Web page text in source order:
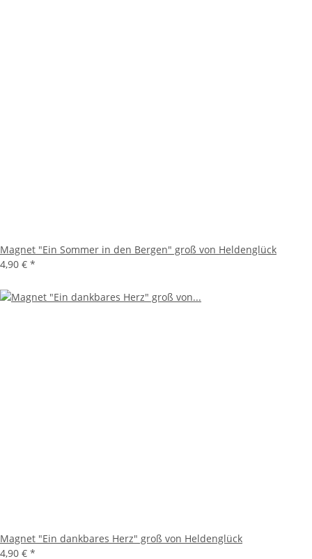
Magnet "Ein Sommer in den Bergen" groß von Heldenglück
4,90 € *
Magnet "Ein dankbares Herz" groß von Heldenglück
4,90 € *